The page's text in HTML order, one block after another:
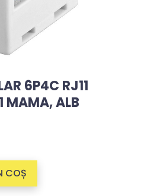
6P4C RJ11
MAMA, ALB
COȘ